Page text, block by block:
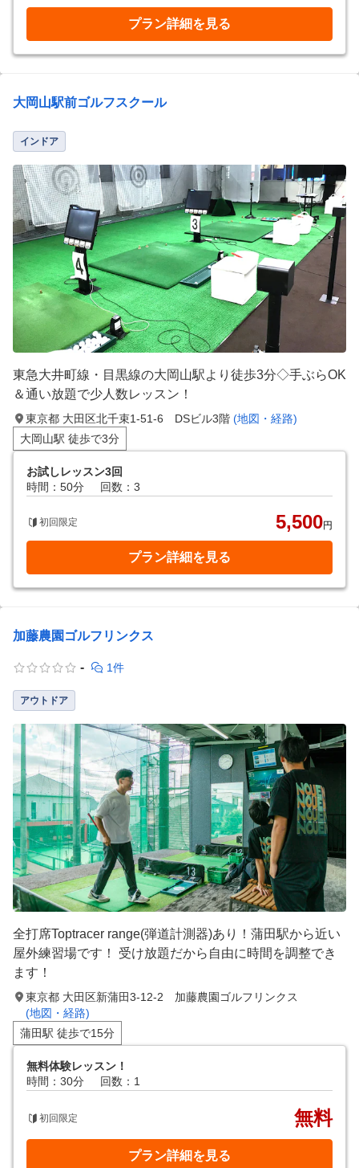
プラン詳細を見る
大岡山駅前ゴルフスクール
インドア
東急大井町線・目黒線の大岡山駅より徒歩3分◇手ぶらOK
＆通い放題で少人数レッスン！
東京都 大田区北千束1-51-6 DSビル3階 (地図・経路)
大岡山駅 徒歩で3分
お試しレッスン3回
時間：50分
回数：3
初回限定 5,500円
プラン詳細を見る
加藤農園ゴルフリンクス
- 1件
アウトドア
全打席Toptracer range(弾道計測器)あり！蒲田駅から近い
屋外練習場です！ 受け放題だから自由に時間を調整でき
ます！
東京都 大田区新蒲田3-12-2 加藤農園ゴルフリンクス
(地図・経路)
蒲田駅 徒歩で15分
無料体験レッスン！
時間：30分
回数：1
初回限定 無料
プラン詳細を見る